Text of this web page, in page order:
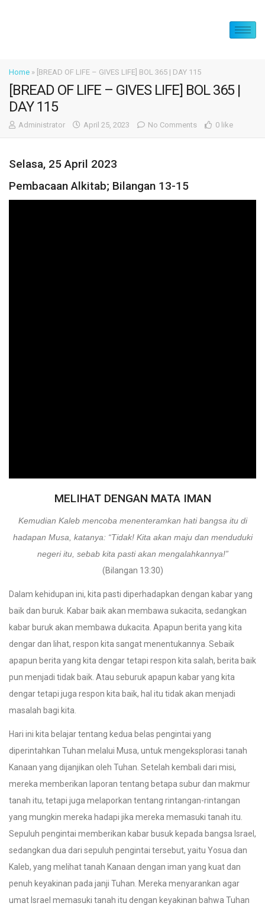
Home » [BREAD OF LIFE – GIVES LIFE] BOL 365 | DAY 115
[BREAD OF LIFE – GIVES LIFE] BOL 365 |
DAY 115
Administrator April 25, 2023 No Comments 0 like
Selasa, 25 April 2023
Pembacaan Alkitab; Bilangan 13-15
MELIHAT DENGAN MATA IMAN
Kemudian Kaleb mencoba menenteramkan hati bangsa itu di
hadapan Musa, katanya: “Tidak! Kita akan maju dan menduduki
negeri itu, sebab kita pasti akan mengalahkannya!”
(Bilangan 13:30)
Dalam kehidupan ini, kita pasti diperhadapkan dengan kabar yang
baik dan buruk. Kabar baik akan membawa sukacita, sedangkan
kabar buruk akan membawa dukacita. Apapun berita yang kita
dengar dan lihat, respon kita sangat menentukannya. Sebaik
apapun berita yang kita dengar tetapi respon kita salah, berita baik
pun menjadi tidak baik. Atau seburuk apapun kabar yang kita
dengar tetapi juga respon kita baik, hal itu tidak akan menjadi
masalah bagi kita.
Hari ini kita belajar tentang kedua belas pengintai yang
diperintahkan Tuhan melalui Musa, untuk mengeksplorasi tanah
Kanaan yang dijanjikan oleh Tuhan. Setelah kembali dari misi,
mereka memberikan laporan tentang betapa subur dan makmur
tanah itu, tetapi juga melaporkan tentang rintangan-rintangan
yang mungkin mereka hadapi jika mereka memasuki tanah itu.
Sepuluh pengintai memberikan kabar busuk kepada bangsa Israel,
sedangkan dua dari sepuluh pengintai tersebut, yaitu Yosua dan
Kaleb, yang melihat tanah Kanaan dengan iman yang kuat dan
penuh keyakinan pada janji Tuhan. Mereka menyarankan agar
umat Israel memasuki tanah itu dengan keyakinan bahwa Tuhan